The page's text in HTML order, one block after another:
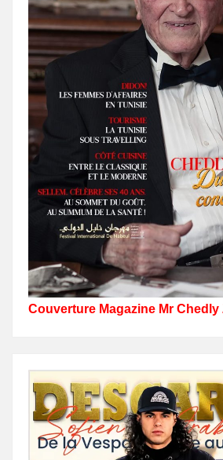
Couverture Magazine Mr Chedly